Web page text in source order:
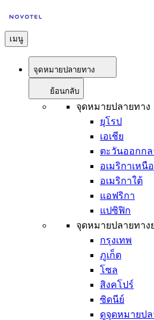
เมนู
จุดหมายปลายทาง
ย้อนกลับ
จุดหมายปลายทาง
ยุโรป
เอเชีย
ตะวันออกกล
อเมริกาเหนือ
อเมริกาใต้
แอฟริกา
แปซิฟิก
จุดหมายปลายทาง
กรุงเทพ
ภูเก็ต
โซล
สิงคโปร์
ซิดนีย์
ดูจุดหมายป